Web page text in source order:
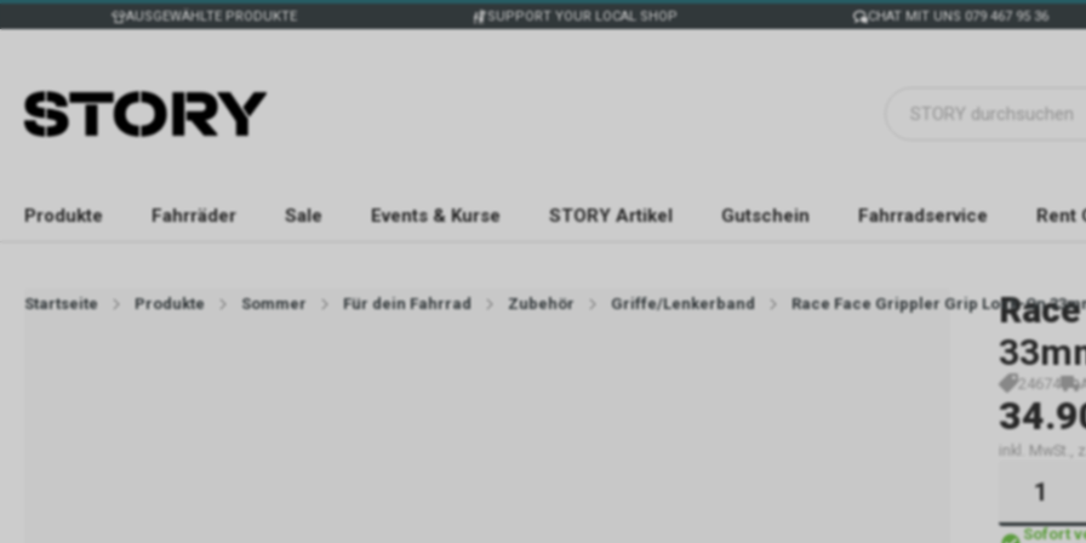
AUSGEWÄHLTE PRODUKTE SUPPORT YOUR LOCAL SHOP CHAT MIT UNS 079 467 95 36
Produkte Fahrräder Sale Events & Kurse STORY Artikel Gutschein Fahrradservice Rent
Startseite Produkte Sommer Für dein Fahrrad Zubehör Griffe/Lenkerband Race Face Grippler Grip Lock-On
24674
inkl. MwSt.,
Sofort